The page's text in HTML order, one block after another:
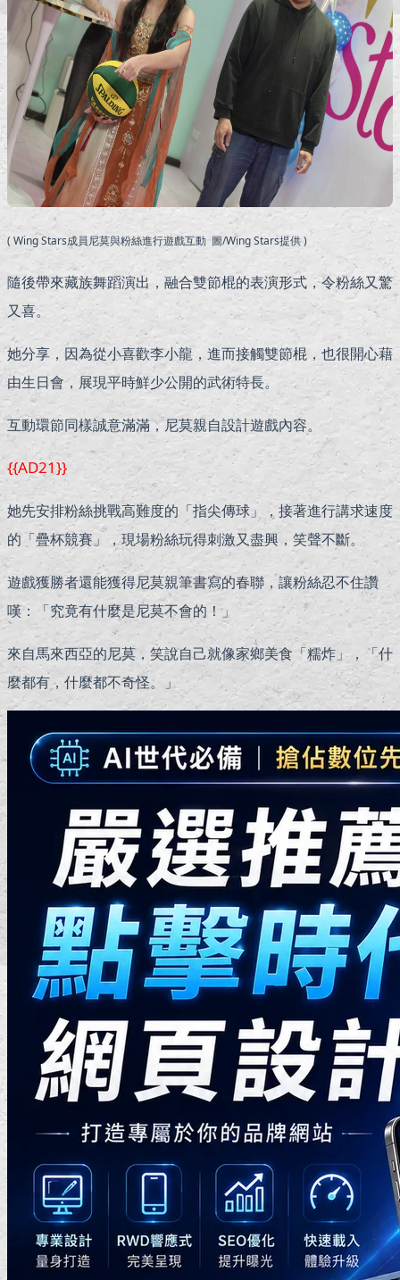
( Wing Stars成員尼莫與粉絲進行遊戲互動 圖/Wing Stars提供 )
隨後帶來藏族舞蹈演出，融合雙節棍的表演形式，令粉絲又驚
又喜。
她分享，因為從小喜歡李小龍，進而接觸雙節棍，也很開心藉
由生日會，展現平時鮮少公開的武術特長。
互動環節同樣誠意滿滿，尼莫親自設計遊戲內容。
{{AD21}}
她先安排粉絲挑戰高難度的「指尖傳球」，接著進行講求速度
的「疊杯競賽」，現場粉絲玩得刺激又盡興，笑聲不斷。
遊戲獲勝者還能獲得尼莫親筆書寫的春聯，讓粉絲忍不住讚
嘆：「究竟有什麼是尼莫不會的！」
來自馬來西亞的尼莫，笑說自己就像家鄉美食「糯炸」，「什
麼都有，什麼都不奇怪。」